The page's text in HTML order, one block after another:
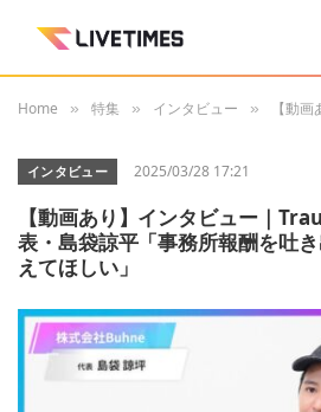
Home » 特集 » インタビュー » 【動画あり】インタ
インタビュー 2025/03/28 17:21
【動画あり】インタビュー｜
表・島袋諒平「事務所報酬を吐
えてほしい」